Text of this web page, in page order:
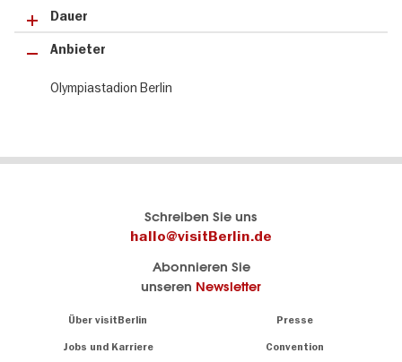
Dauer
Anbieter
Olympiastadion Berlin
Schreiben Sie uns
hallo@visitBerlin.de
Abonnieren Sie
unseren Newsletter
Über visitBerlin Presse
Jobs und Karriere Convention
sind
für Sie da.
Insidertipps